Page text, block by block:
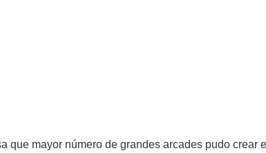
que mayor número de grandes arcades pudo crear